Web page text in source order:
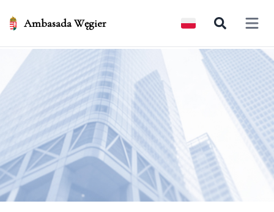
Ambasada Węgier Open